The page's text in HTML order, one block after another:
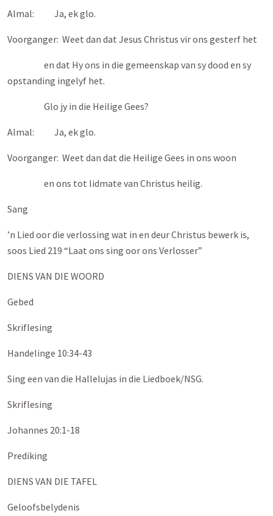
Almal: Ja, ek glo.
Voorganger: Weet dan dat Jesus Christus vir ons gesterf het
en dat Hy ons in die gemeenskap van sy dood en sy
opstanding ingelyf het.
Glo jy in die Heilige Gees?
Almal: Ja, ek glo.
Voorganger: Weet dan dat die Heilige Gees in ons woon
en ons tot lidmate van Christus heilig.
Sang
’n Lied oor die verlossing wat in en deur Christus bewerk is,
soos Lied 219 “Laat ons sing oor ons Verlosser”
DIENS VAN DIE WOORD
Gebed
Skriflesing
Handelinge 10:34-43
Sing een van die Hallelujas in die Liedboek/NSG.
Skriflesing
Johannes 20:1-18
Prediking
DIENS VAN DIE TAFEL
Geloofsbelydenis